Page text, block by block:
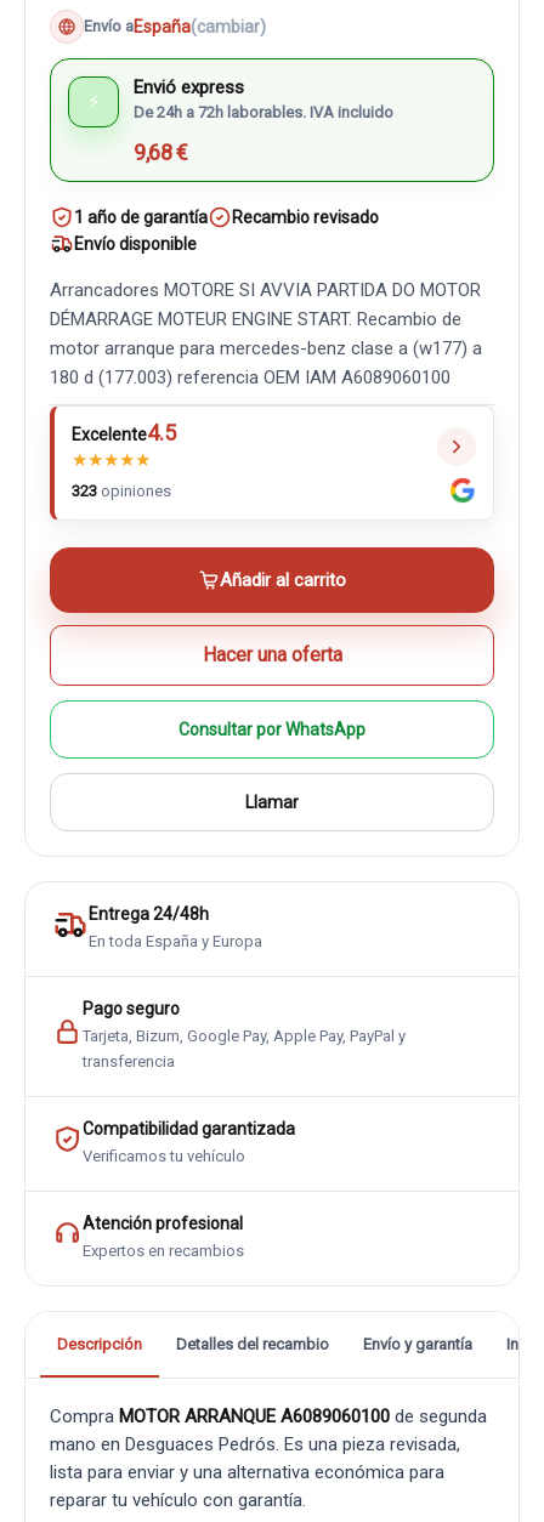
Envío aEspaña(cambiar)
⚡
Envió express
De 24h a 72h laborables. IVA incluido
9,68 €
1 año de garantía
Recambio revisado
Envío disponible
Arrancadores MOTORE SI AVVIA PARTIDA DO MOTOR
DÉMARRAGE MOTEUR ENGINE START. Recambio de
motor arranque para mercedes-benz clase a (w177) a
180 d (177.003) referencia OEM IAM A6089060100
Excelente4.5
★★★★★
323 opiniones
Añadir al carrito
Hacer una oferta
Consultar por WhatsApp
Llamar
Entrega 24/48h
En toda España y Europa
Pago seguro
Tarjeta, Bizum, Google Pay, Apple Pay, PayPal y
transferencia
Compatibilidad garantizada
Verificamos tu vehículo
Atención profesional
Expertos en recambios
Descripción Detalles del recambio Envío y garantía
Compra MOTOR ARRANQUE A6089060100 de segunda
mano en Desguaces Pedrós. Es una pieza revisada,
lista para enviar y una alternativa económica para
reparar tu vehículo con garantía.